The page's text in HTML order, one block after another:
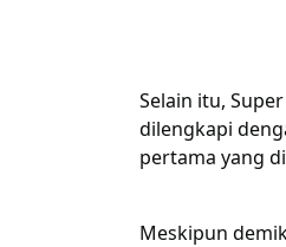
Selain itu,
dilengkapi
pertama yang
Meskipun